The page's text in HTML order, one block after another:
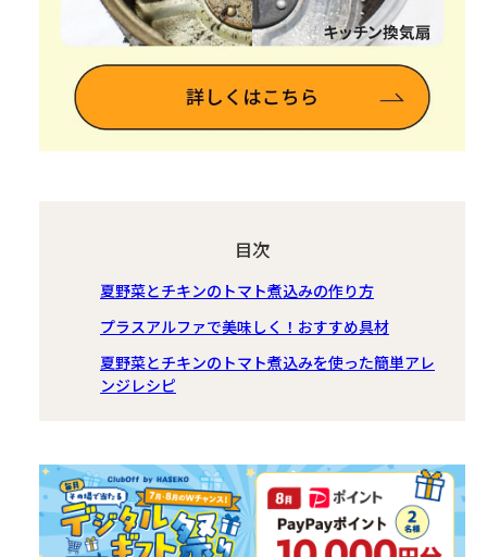
目次
夏野菜とチキンのトマト煮込みの作り方
プラスアルファで美味しく！おすすめ具材
夏野菜とチキンのトマト煮込みを使った簡単アレ
ンジレシピ